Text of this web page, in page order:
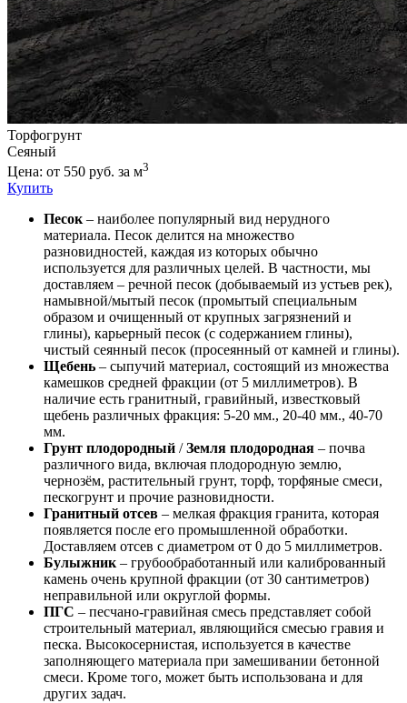
Торфогрунт
Сеяный
Цена: от 550 руб. за м3
Купить
Песок – наиболее популярный вид нерудного
материала. Песок делится на множество
разновидностей, каждая из которых обычно
используется для различных целей. В частности, мы
доставляем – речной песок (добываемый из устьев рек),
намывной/мытый песок (промытый специальным
образом и очищенный от крупных загрязнений и
глины), карьерный песок (с содержанием глины),
чистый сеянный песок (просеянный от камней и глины).
Щебень – сыпучий материал, состоящий из множества
камешков средней фракции (от 5 миллиметров). В
наличие есть гранитный, гравийный, известковый
щебень различных фракция: 5-20 мм., 20-40 мм., 40-70
мм.
Грунт плодородный /Земля плодородная – почва
различного вида, включая плодородную землю,
чернозём, растительный грунт, торф, торфяные смеси,
пескогрунт и прочие разновидности.
Гранитный отсев – мелкая фракция гранита, которая
появляется после его промышленной обработки.
Доставляем отсев с диаметром от 0 до 5 миллиметров.
Булыжник – грубообработанный или калиброванный
камень очень крупной фракции (от 30 сантиметров)
неправильной или округлой формы.
ПГС – песчано-гравийная смесь представляет собой
строительный материал, являющийся смесью гравия и
песка. Высокосернистая, используется в качестве
заполняющего материала при замешивании бетонной
смеси. Кроме того, может быть использована и для
других задач.